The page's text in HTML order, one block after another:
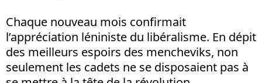
Chaque nouveau mois confirmait
l’appréciation léniniste du libéralisme. En dépit
des meilleurs espoirs des mencheviks, non
seulement les cadets ne se disposaient pas à